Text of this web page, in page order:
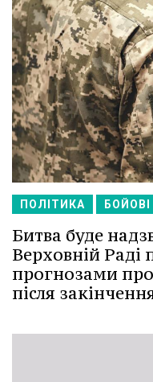
ПОЛІТИКА БОЙОВІ
Битва буде
Верховній Раді
прогнозами
після